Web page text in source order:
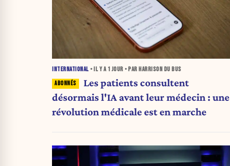
INTERNATIONAL • IL Y A 1 JOUR • PAR HARRISON DU BUS
Les patients consultent
désormais l'IA avant leur médecin : une
révolution médicale est en marche